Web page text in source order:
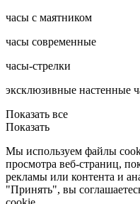
часы с маятником
часы современные
часы-стрелки
эксклюзивные настенные
Показать все
Показать
Мы используем файлы
просмотра веб-страниц,
рекламы или контента и
"Принять", вы